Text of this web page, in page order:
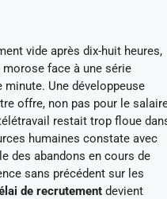
vide après dix-huit heures,
morose face à une série
minute. Une développeuse
offre, non pas pour le
restait trop floue
humaines constate avec
des abandons en cours de
sans précédent sur les
de recrutement devient